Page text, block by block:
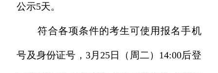
公示5天。
符合各项条件的考生可使用报名手机
号及身份证号，3月25日（周二）14:00后登